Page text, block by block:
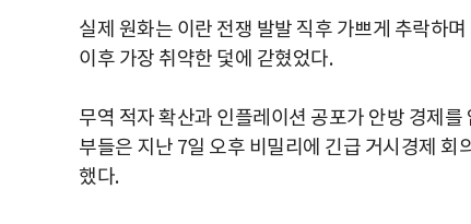
실제 원화는 이란 전쟁 발발 직후 가쁘게 추락하
이후 가장 취약한 덫에 갇혔었다.
무역 적자 확산과 인플레이션 공포가 안방 경제
부들은 지난 7일 오후 비밀리에 긴급 거시경제
했다.